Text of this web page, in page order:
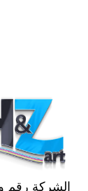
الشركة رقم